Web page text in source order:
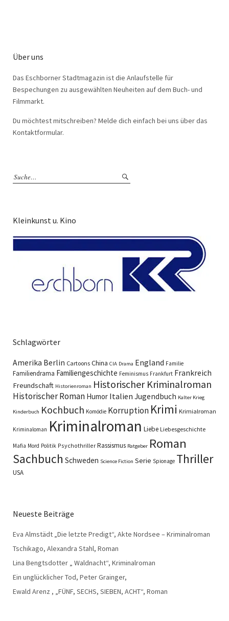
Über uns
Das Eschborner Stadtmagazin ist die Anlaufstelle für
Bespechungen zu ausgewählten Neuheiten auf dem Buch- und
Filmmarkt.
Du möchtest mitschreiben? Melde dich einfach bei uns über das
Kontaktformular.
Kleinkunst u. Kino
Schlagwörter
Amerika Berlin Cartoons China CIA Drama England Familie
Familiendrama Familiengeschichte Feminismus Frankfurt Frankreich
Freundschaft Historienroman Historischer Kriminalroman
Historischer Roman Humor Italien Jugendbuch Kalter Krieg
Kinderbuch Kochbuch Komödie Korruption Krimi Krimialroman
Kriminaloman Kriminalroman Liebe Liebesgeschichte
Mafia Mord Politik Psychothriller Rassismus Ratgeber Roman
Sachbuch Schweden Science Fiction Serie Spionage Thriller
USA
Neueste Beiträge
Eva Almstädt „Die letzte Predigt“, Akte Nordsee – Kriminalroman
Tschikago, Alexandra Stahl, Roman
Lina Bengtsdotter „ Waldnacht“, Kriminalroman
Ein unglücklicher Tod, Peter Grainger,
Ewald Arenz , „FÜNF, SECHS, SIEBEN, ACHT“, Roman